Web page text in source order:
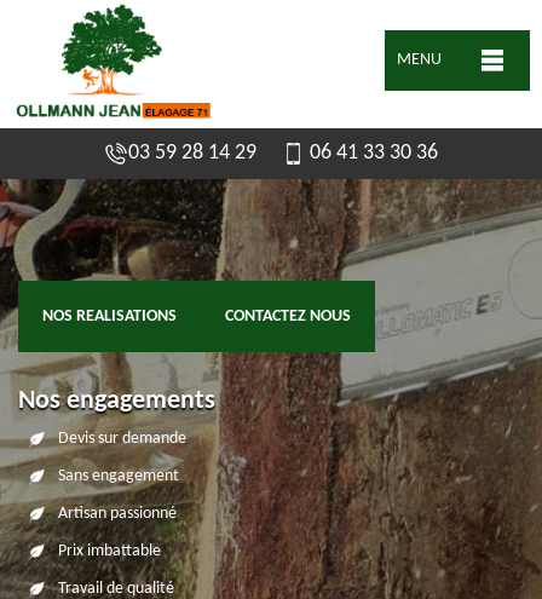
MENU
03 59 28 14 29 06 41 33 30 36
NOS REALISATIONS CONTACTEZ NOUS
Nos engagements
Devis sur demande
Sans engagement
Artisan passionné
Prix imbattable
Travail de qualité